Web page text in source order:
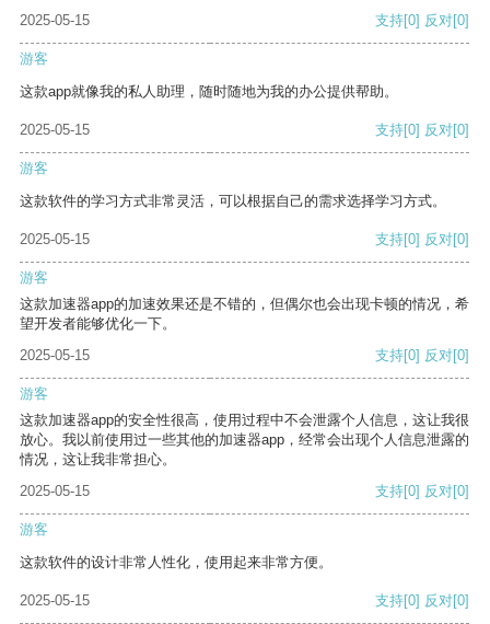
2025-05-15 支持[0] 反对[0]
游客
这款app就像我的私人助理，随时随地为我的办公提供帮助。
2025-05-15 支持[0] 反对[0]
游客
这款软件的学习方式非常灵活，可以根据自己的需求选择学习方式。
2025-05-15 支持[0] 反对[0]
游客
这款加速器app的加速效果还是不错的，但偶尔也会出现卡顿的情况，希
望开发者能够优化一下。
2025-05-15
支持[0] 反对[0]
游客
这款加速器app的安全性很高，使用过程中不会泄露个人信息，这让我很
放心。我以前使用过一些其他的加速器app，经常会出现个人信息泄露的
情况，这让我非常担心。
2025-05-15
支持[0] 反对[0]
游客
这款软件的设计非常人性化，使用起来非常方便。
2025-05-15 支持[0] 反对[0]